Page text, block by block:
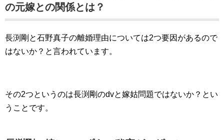
の元嫁との関係とは？
長渕剛と石野真子の離婚理由については2つ要因があるので
はないか？と言われています。
その2つというのは長渕剛のdvと嫁姑問題ではないか？とい
うことです。